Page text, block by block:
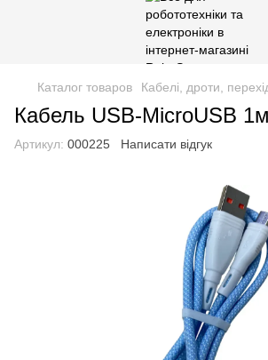
Каталог товаров Кабелі, дроти,
Кабель USB-MicroUSB 1м
Артикул: 000225 Написати відгук